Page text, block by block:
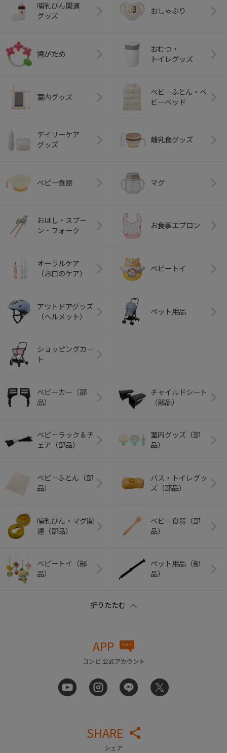
哺乳びん関連
グッズ
おしゃぶり
歯がため
おむつ・
トイレグッズ
室内グッズ
ベビーふとん・ベ
ビーベッド
デイリーケア
グッズ
離乳食グッズ
ベビー食器 マグ
おはし・スプー
ン・フォーク
お食事エプロン
オーラルケア
（お口のケア）
ベビートイ
アウトドアグッズ
（ヘルメット）
ペット用品
ショッピングカー
ト
ベビーカー（部
品）
チャイルドシート
（部品）
ベビーラック＆チ
ェア（部品）
室内グッズ（部
品）
ベビーふとん（部
品）
バス・トイレグッ
ズ（部品）
哺乳びん・マグ関
連（部品）
ベビー食器（部
品）
ベビートイ（部
品）
ペット用品（部
品）
APP
コンビ 公式アカウント
SHARE
シェア